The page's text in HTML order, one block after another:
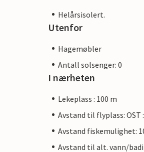
Helårsisolert.
Utenfor
Hagemøbler
Antall solsenger: 0
I nærheten
Lekeplass : 100 m
Avstand til flyplass: OST
Avstand fiskemulighet:
Avstand til alt. vann/